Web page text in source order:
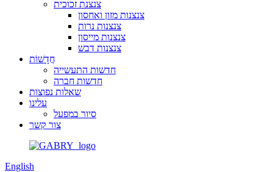
צנצנת זכוכית
צנצנות מזון ואחסון
צנצנות נרות
צנצנות מייסון
צנצנות דבש
חֲדָשׁוֹת
חדשות התעשייה
חדשות חברה
שאלות נפוצות
עלינו
סיור במפעל
צור קשר
English